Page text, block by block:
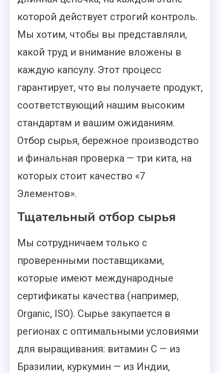
которой действует строгий контроль.
Мы хотим, чтобы вы представляли,
какой труд и внимание вложены в
каждую капсулу. Этот процесс
гарантирует, что вы получаете продукт,
соответствующий нашим высоким
стандартам и вашим ожиданиям.
Отбор сырья, бережное производство
и финальная проверка — три кита, на
которых стоит качество «7
Элементов».
Тщательный отбор сырья
Мы сотрудничаем только с
проверенными поставщиками,
которые имеют международные
сертификаты качества (например,
Organic, ISO). Сырье закупается в
регионах с оптимальными условиями
для выращивания: витамин С — из
Бразилии, куркумин — из Индии,